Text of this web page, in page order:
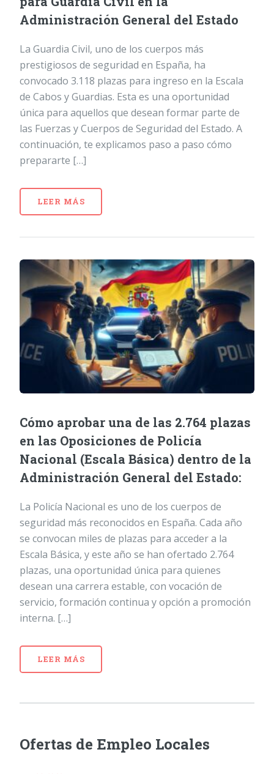
Administración General del Estado
La Guardia Civil, uno de los cuerpos más
prestigiosos de seguridad en España, ha
convocado 3.118 plazas para ingreso en la Escala
de Cabos y Guardias. Esta es una oportunidad
única para aquellos que desean formar parte de
las Fuerzas y Cuerpos de Seguridad del Estado. A
continuación, te explicamos paso a paso cómo
prepararte […]
LEER MÁS
Cómo aprobar una de las 2.764 plazas
en las Oposiciones de Policía
Nacional (Escala Básica) dentro de la
Administración General del Estado:
La Policía Nacional es uno de los cuerpos de
seguridad más reconocidos en España. Cada año
se convocan miles de plazas para acceder a la
Escala Básica, y este año se han ofertado 2.764
plazas, una oportunidad única para quienes
desean una carrera estable, con vocación de
servicio, formación continua y opción a promoción
interna. […]
LEER MÁS
Ofertas de Empleo Locales